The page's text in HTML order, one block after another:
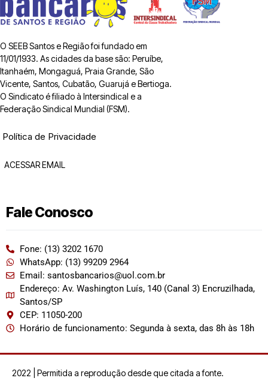
O SEEB Santos e Região foi fundado em
11/01/1933. As cidades da base são: Peruíbe,
Itanhaém, Mongaguá, Praia Grande, São
Vicente, Santos, Cubatão, Guarujá e Bertioga.
O Sindicato é filiado à Intersindical e a
Federação Sindical Mundial (FSM).
Política de Privacidade
ACESSAR EMAIL
Fale Conosco
Fone: (13) 3202 1670
WhatsApp: (13) 99209 2964
Email: santosbancarios@uol.com.br
Endereço: Av. Washington Luís, 140 (Canal 3) Encruzilhada,
Santos/SP
CEP: 11050-200
Horário de funcionamento: Segunda à sexta, das 8h às 18h
2022 | Permitida a reprodução desde que citada a fonte.